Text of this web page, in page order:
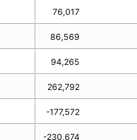
76,017
86,569
94,265
262,792
-177,572
-230,674